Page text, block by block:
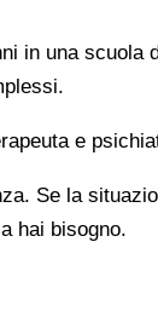
in una
e
Se la
hai bisogno.